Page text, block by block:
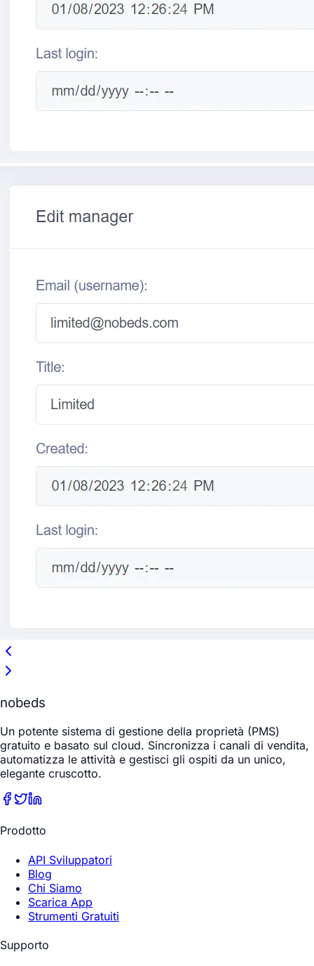
nobeds
Un potente sistema di gestione della proprietà (PMS)
gratuito e basato sul cloud. Sincronizza i canali di vendita,
automatizza le attività e gestisci gli ospiti da un unico,
elegante cruscotto.
Prodotto
API Sviluppatori
Blog
Chi Siamo
Scarica App
Strumenti Gratuiti
Supporto